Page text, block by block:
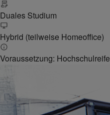
Duales Studium
Hybrid (teilweise Homeoffice)
Voraussetzung: Hochschulreife